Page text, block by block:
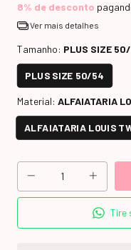
8% de desconto
Ver mais detalhes
Tamanho: PLUS SIZE
PLUS SIZE 50/54
Material: ALFAIATARIA
ALFAIATARIA LOUIS
Tire